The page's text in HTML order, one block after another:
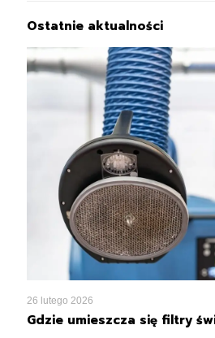
Ostatnie aktualności
26 lutego 2026
Gdzie umieszcza się filtry